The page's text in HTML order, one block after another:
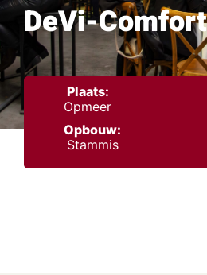
DeVi-Comfort
Plaats:
Opmeer
Opbouw:
Stammis